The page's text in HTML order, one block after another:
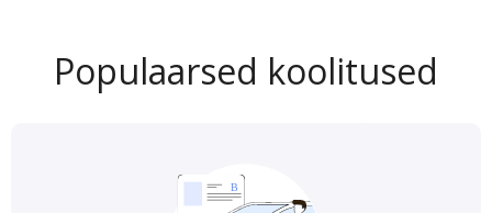
Populaarsed koolitused